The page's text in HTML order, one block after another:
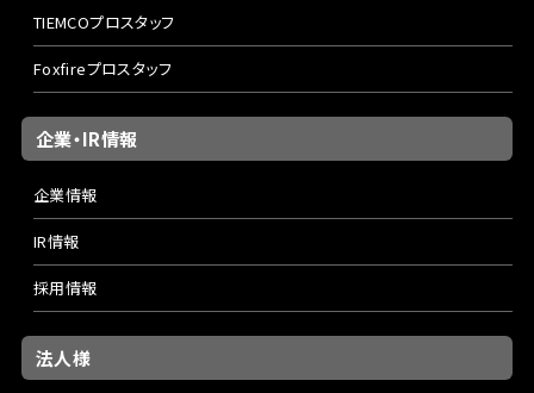
TIEMCOプロスタッフ
Foxfireプロスタッフ
企業・IR情報
企業情報
IR情報
採用情報
法人様